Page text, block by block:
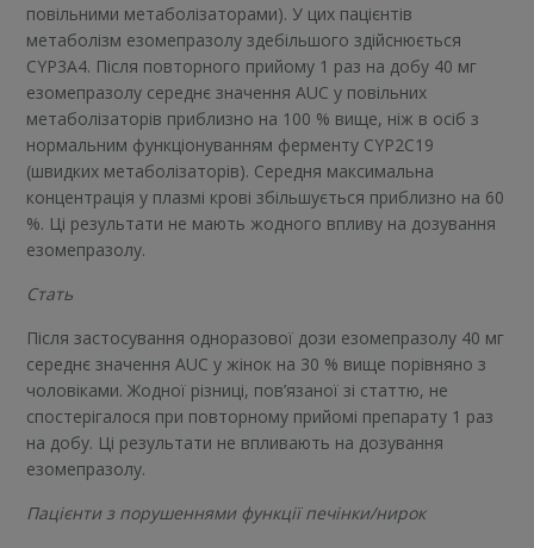
повільними метаболізаторами). У цих пацієнтів
метаболізм езомепразолу здебільшого здійснюється
CYP3А4. Після повторного прийому 1 раз на добу 40 мг
езомепразолу середнє значення AUC у повільних
метаболізаторів приблизно на 100 % вище, ніж в осіб з
нормальним функціонуванням ферменту CYP2С19
(швидких метаболізаторів). Середня максимальна
концентрація у плазмі крові збільшується приблизно на 60
%. Ці результати не мають жодного впливу на дозування
езомепразолу.
Стать
Після застосування одноразової дози езомепразолу 40 мг
середнє значення AUC у жінок на 30 % вище порівняно з
чоловіками. Жодної різниці, пов’язаної зі статтю, не
спостерігалося при повторному прийомі препарату 1 раз
на добу. Ці результати не впливають на дозування
езомепразолу.
Пацієнти з порушеннями функції печінки/нирок